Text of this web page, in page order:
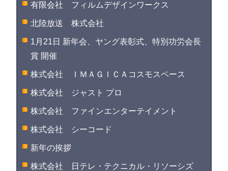
有限会社 フィルムデザインワークス
北陸放送 株式会社
1月21日 新年会、ヤング表彰式、特別功労会長
賞 開催
株式会社 ＩＭＡＧＩＣＡコスモスペース
株式会社 ジャスト プロ
株式会社 ファインエンターテイメント
株式会社 シーコード
新年の挨拶
株式会社 日テレ・テクニカル・リソーシズ